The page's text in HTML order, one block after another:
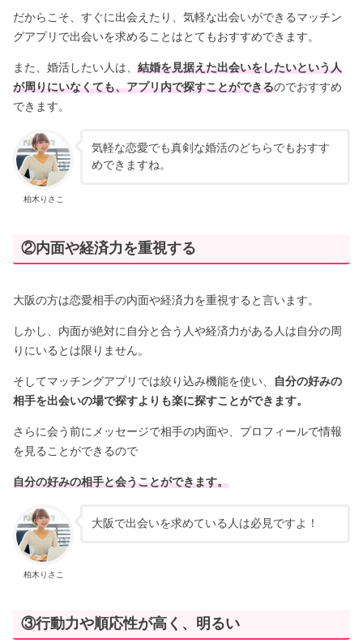
だからこそ、すぐに出会えたり、気軽な出会いができるマッチン
グアプリで出会いを求めることはとてもおすすめできます。
また、婚活したい人は、結婚を見据えた出会いをしたいという人
が周りにいなくても、アプリ内で探すことができるのでおすすめ
できます。
柏木りさこ
気軽な恋愛でも真剣な婚活のどちらでもおすす
めできますね。
②内面や経済力を重視する
大阪の方は恋愛相手の内面や経済力を重視すると言います。
しかし、内面が絶対に自分と合う人や経済力がある人は自分の周
りにいるとは限りません。
そしてマッチングアプリでは絞り込み機能を使い、 自分の好みの
相手を出会いの場で探すよりも楽に探すことができます。
さらに会う前にメッセージで相手の内面や、プロフィールで情報
を見ることができるので
自分の好みの相手と会うことができます。
柏木りさこ
大阪で出会いを求めている人は必見ですよ！
③行動力や順応性が高く、明るい